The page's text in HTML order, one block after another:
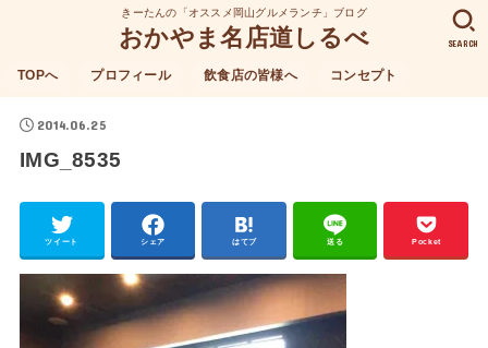
きーたんの「オススメ岡山グルメランチ」ブログ
おかやま名店道しるべ
TOPへ プロフィール 飲食店の皆様へ コンセプト
SEARCH
2014.06.25
IMG_8535
ツイート シェア はてブ 送る Pocket